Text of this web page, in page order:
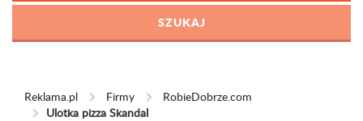
Reklama.pl Firmy
RobieDobrze.com
Ulotka pizza Skandal